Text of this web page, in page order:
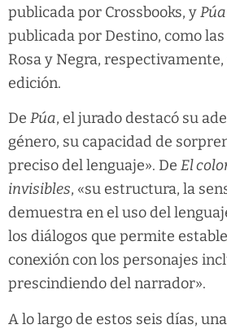
publicada por Crossbooks, yPúa
publicada por Destino, como
Rosa y Negra,
edición.
De Púa, el jurado destacó su
género, su capacidad de
preciso del lenguaje». De El
invisibles, «su estructura, la
demuestra en el uso del
los diálogos que permite
conexión con los personajes
prescindiendo del narrador».
A lo largo de estos seis días,